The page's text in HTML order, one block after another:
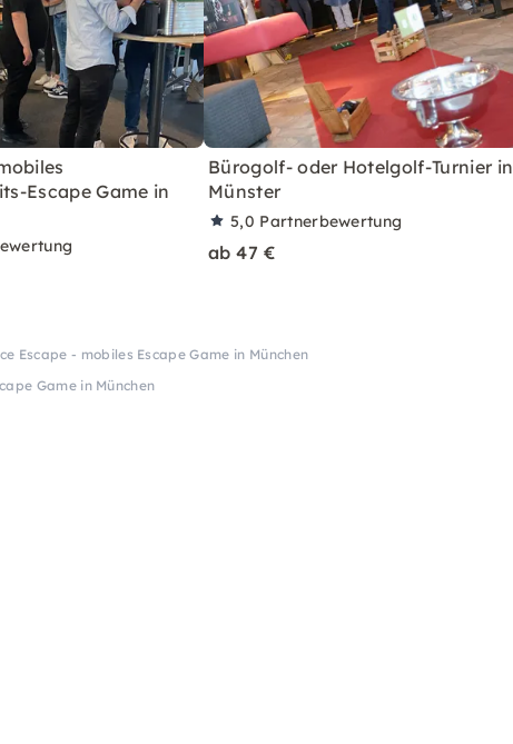
Escape Game in
Bürogolf- oder Hotelgolf-Turnier in
Münster
5,0 Partnerbewertung
ab 47 €
Escape - mobiles Escape Game in München
Game in München